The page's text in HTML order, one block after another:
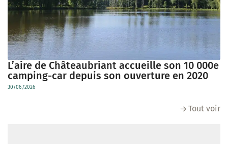
L’aire de Châteaubriant accueille son 10 000e
camping-car depuis son ouverture en 2020
30/06/2026
Tout voir